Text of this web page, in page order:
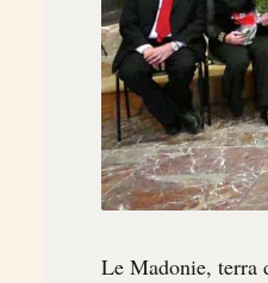
Le Madonie, terra